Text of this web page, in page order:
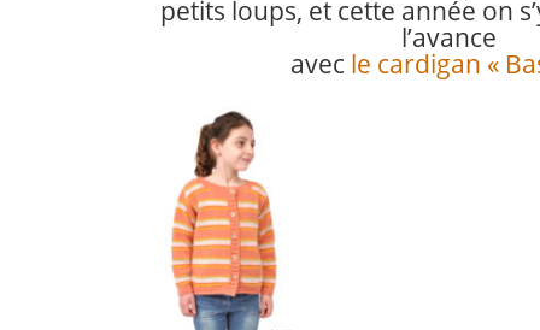
petits loups, et cette année on
l’avance
avec le cardigan «